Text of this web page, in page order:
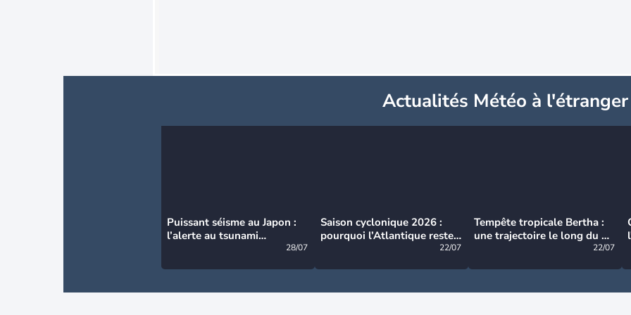
Actualités Météo à l'étranger
Puissant séisme au Japon :
l’alerte au tsunami
28/07
Saison cyclonique 2026 :
pourquoi l’Atlantique reste
22/07
Tempête tropicale Bertha :
une trajectoire le long du du
22/07